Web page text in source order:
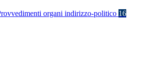
organi indirizzo-politico 16